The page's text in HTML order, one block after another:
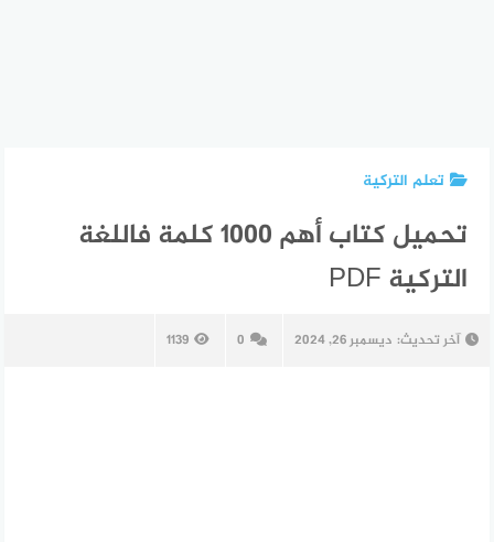
تعلم التركية
تحميل كتاب أهم 1000 كلمة فاللغة
التركية PDF
آخر تحديث: ديسمبر 26, 2024 0
1139